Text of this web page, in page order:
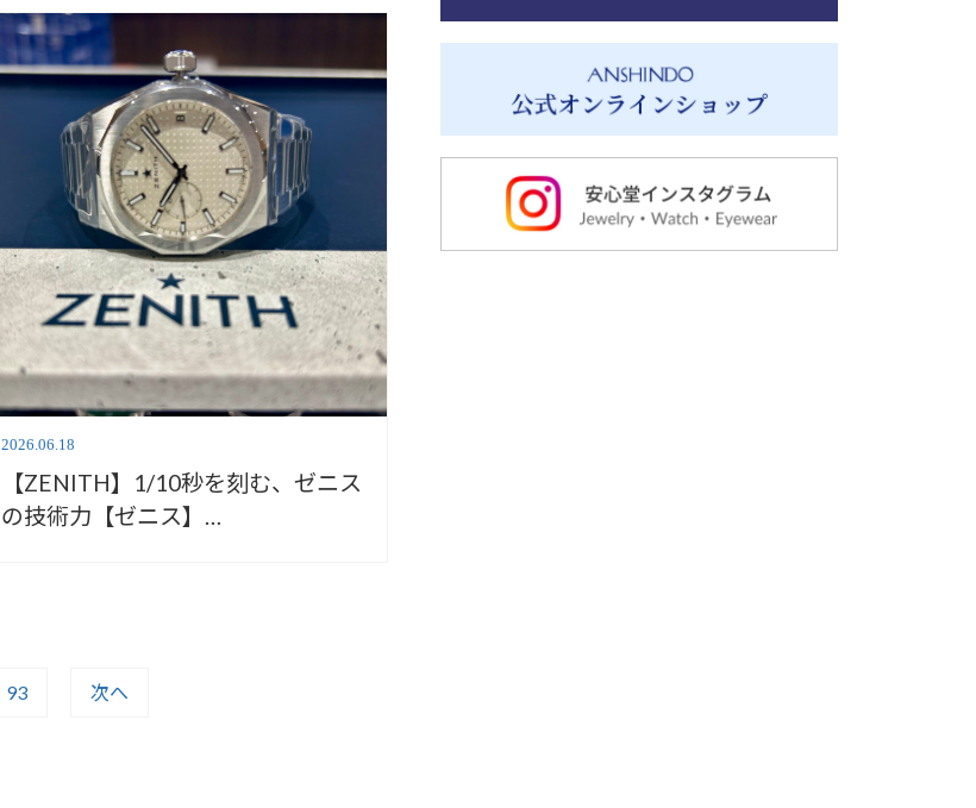
2026.06.18
【ZENITH】1/10秒を刻む、ゼニス
の技術力【ゼニス】
93 次へ